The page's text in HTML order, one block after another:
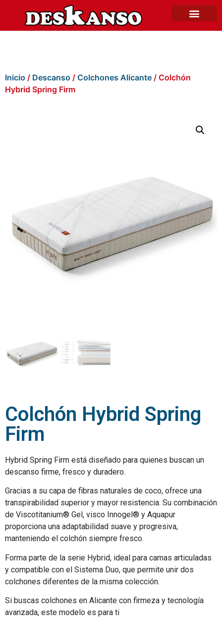
Inicio / Descanso / Colchones Alicante / Colchón
Hybrid Spring Firm
Colchón Hybrid Spring
Firm
Hybrid Spring Firm está diseñado para quienes buscan un
descanso firme, fresco y duradero.
Gracias a su capa de fibras naturales de coco, ofrece una
transpirabilidad superior y mayor resistencia. Su combinación
de Viscotitanium® Gel, visco Innogel® y Aquapur
proporciona una adaptabilidad suave y progresiva,
manteniendo el colchón siempre fresco.
Forma parte de la serie Hybrid, ideal para camas articuladas
y compatible con el Sistema Duo, que permite unir dos
colchones diferentes de la misma colección.
Si buscas colchones en Alicante con firmeza y tecnología
avanzada, este modelo es para ti